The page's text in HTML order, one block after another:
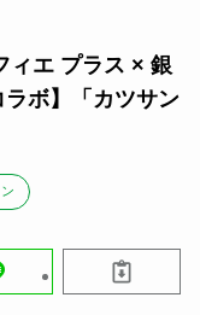
ィエ プラス × 銀
ボ】「カツサン